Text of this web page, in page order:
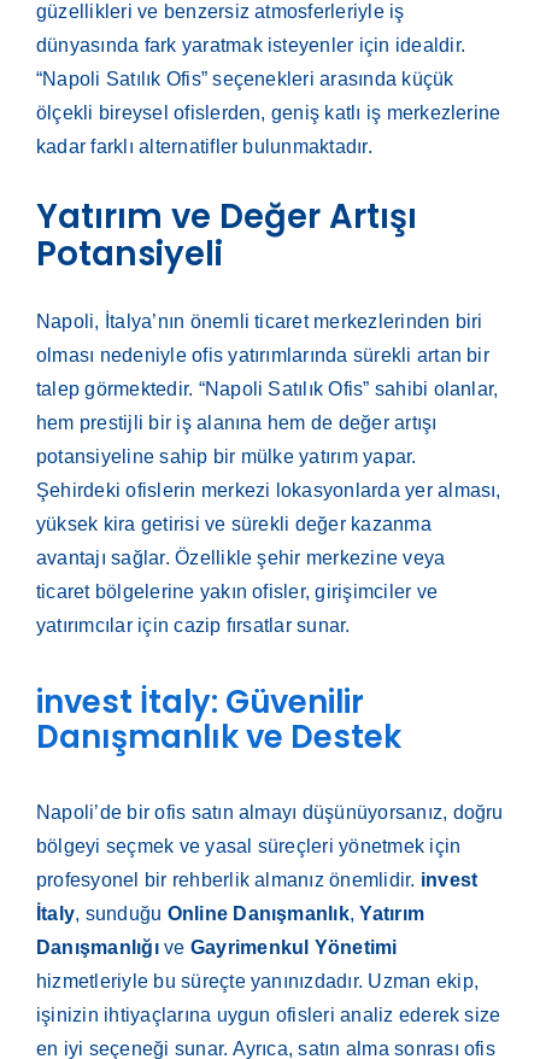
güzellikleri ve benzersiz atmosferleriyle iş
dünyasında fark yaratmak isteyenler için idealdir.
“Napoli Satılık Ofis” seçenekleri arasında küçük
ölçekli bireysel ofislerden, geniş katlı iş merkezlerine
kadar farklı alternatifler bulunmaktadır.
Yatırım ve Değer Artışı
Potansiyeli
Napoli, İtalya’nın önemli ticaret merkezlerinden biri
olması nedeniyle ofis yatırımlarında sürekli artan bir
talep görmektedir. “Napoli Satılık Ofis” sahibi olanlar,
hem prestijli bir iş alanına hem de değer artışı
potansiyeline sahip bir mülke yatırım yapar.
Şehirdeki ofislerin merkezi lokasyonlarda yer alması,
yüksek kira getirisi ve sürekli değer kazanma
avantajı sağlar. Özellikle şehir merkezine veya
ticaret bölgelerine yakın ofisler, girişimciler ve
yatırımcılar için cazip fırsatlar sunar.
invest İtaly: Güvenilir
Danışmanlık ve Destek
Napoli’de bir ofis satın almayı düşünüyorsanız, doğru
bölgeyi seçmek ve yasal süreçleri yönetmek için
profesyonel bir rehberlik almanız önemlidir. invest
İtaly, sunduğu Online Danışmanlık,Yatırım
Danışmanlığıve Gayrimenkul Yönetimi
hizmetleriyle bu süreçte yanınızdadır. Uzman ekip,
işinizin ihtiyaçlarına uygun ofisleri analiz ederek size
en iyi seçeneği sunar. Ayrıca, satın alma sonrası ofis